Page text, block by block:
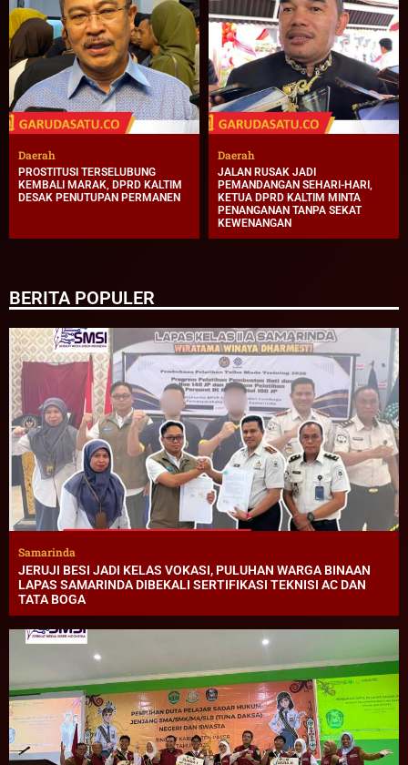
Daerah
PROSTITUSI TERSELUBUNG
KEMBALI MARAK, DPRD KALTIM
DESAK PENUTUPAN PERMANEN
Daerah
JALAN RUSAK JADI
PEMANDANGAN SEHARI-HARI,
KETUA DPRD KALTIM MINTA
PENANGANAN TANPA SEKAT
KEWENANGAN
BERITA POPULER
Samarinda
JERUJI BESI JADI KELAS VOKASI, PULUHAN WARGA BINAAN
LAPAS SAMARINDA DIBEKALI SERTIFIKASI TEKNISI AC DAN
TATA BOGA